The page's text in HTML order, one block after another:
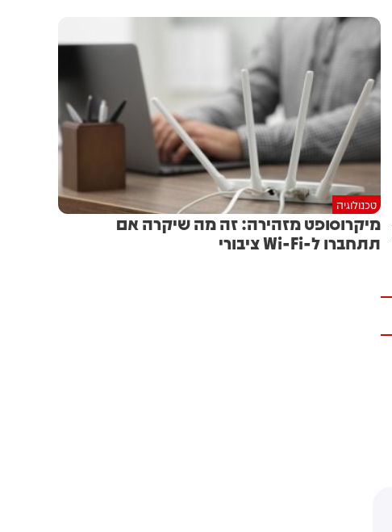
טכנולוגיה
מיקרוסופט מזהירה: זה מה שיקרה אם
תתחברו ל-Wi-Fi ציבורי